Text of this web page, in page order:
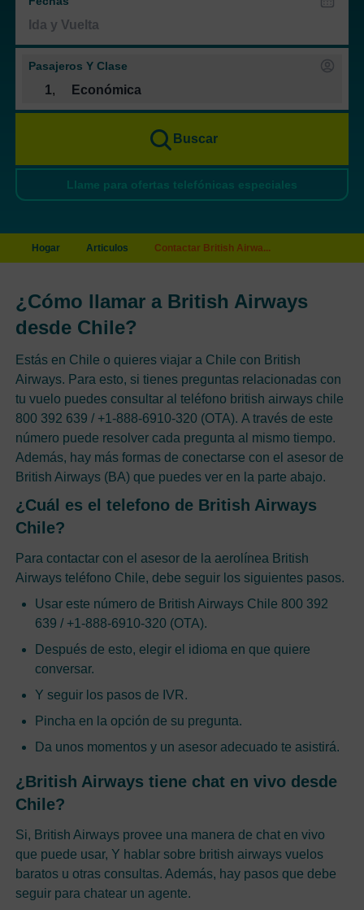
Pasajeros Y Clase
1, Económica
Buscar
Llame para ofertas telefónicas especiales
Hogar Articulos Contactar British Airwa...
¿Cómo llamar a British Airways
desde Chile?
Estás en Chile o quieres viajar a Chile con British
Airways. Para esto, si tienes preguntas relacionadas con
tu vuelo puedes consultar al teléfono british airways chile
800 392 639 / +1-888-6910-320 (OTA). A través de este
número puede resolver cada pregunta al mismo tiempo.
Además, hay más formas de conectarse con el asesor de
British Airways (BA) que puedes ver en la parte abajo.
¿Cuál es el telefono de British Airways
Chile?
Para contactar con el asesor de la aerolínea British
Airways teléfono Chile, debe seguir los siguientes pasos.
Usar este número de British Airways Chile 800 392
639 / +1-888-6910-320 (OTA).
Después de esto, elegir el idioma en que quiere
conversar.
Y seguir los pasos de IVR.
Pincha en la opción de su pregunta.
Da unos momentos y un asesor adecuado te asistirá.
¿British Airways tiene chat en vivo desde
Chile?
Si, British Airways provee una manera de chat en vivo
que puede usar, Y hablar sobre british airways vuelos
baratos u otras consultas. Además, hay pasos que debe
seguir para chatear un agente.